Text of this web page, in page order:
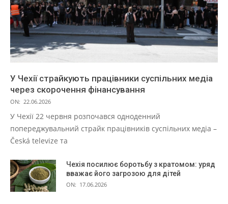
У Чехії страйкують працівники суспільних медіа
через скорочення фінансування
ON: 22.06.2026
У Чехії 22 червня розпочався одноденний
попереджувальний страйк працівників суспільних медіа –
Česká televize та
Чехія посилює боротьбу з кратомом: уряд
вважає його загрозою для дітей
ON: 17.06.2026